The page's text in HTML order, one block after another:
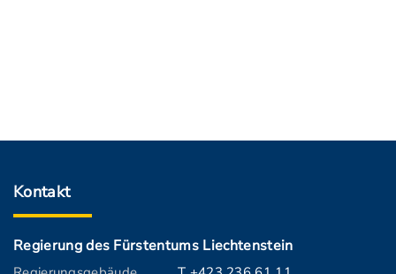
Kontakt
Regierung des Fürstentums Liechtenstein